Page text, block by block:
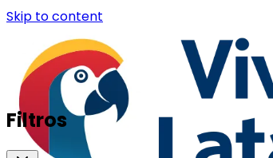
Skip to content
Filtros